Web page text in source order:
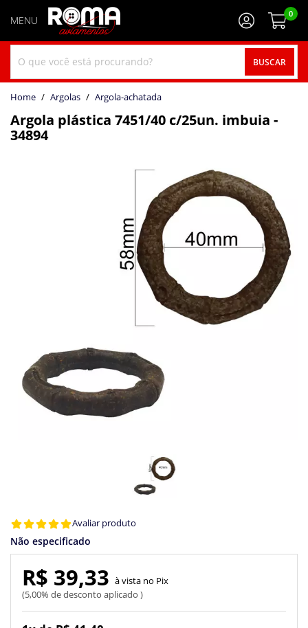
BUSCAR
0
home Argolas argola-achatada
Argola plástica 7451/40 c/25un. imbuia -
34894
Avaliar produto
Não especificado
R$ 39,33
5,00% de desconto aplicado
Pix